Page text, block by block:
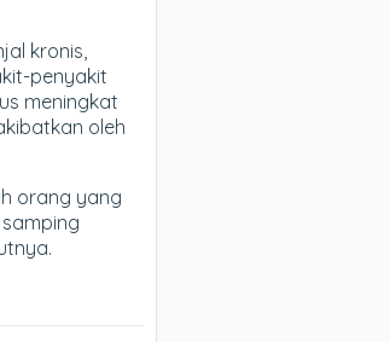
kronis,
penyakit
meningkat
oleh
orang yang